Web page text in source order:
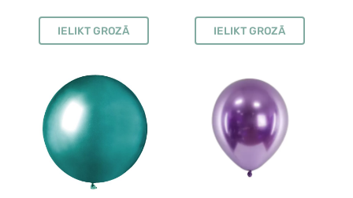
IELIKT GROZĀ IELIKT GROZĀ